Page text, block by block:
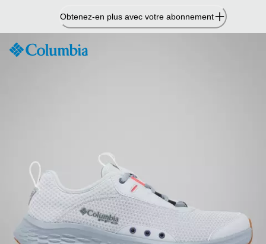
contenu
Obtenez-en plus avec votre abonnement